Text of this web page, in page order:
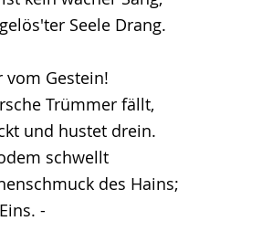
Seele Drang.
vom Gestein!
Trümmer fällt,
und hustet drein.
schwellt
des Hains;
-